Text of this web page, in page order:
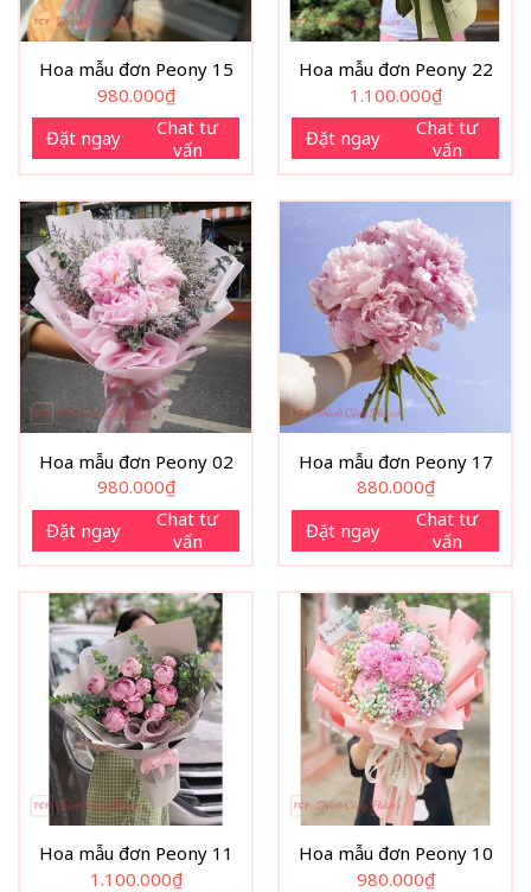
Hoa mẫu đơn Peony 15
980.000₫
Đặt ngay
Chat tư
vấn
Hoa mẫu đơn Peony 22
1.100.000₫
Đặt ngay
Chat tư
vấn
Hoa mẫu đơn Peony 02
980.000₫
Đặt ngay
Chat tư
vấn
Hoa mẫu đơn Peony 17
880.000₫
Đặt ngay
Chat tư
vấn
Hoa mẫu đơn Peony 11
1.100.000₫
Hoa mẫu đơn Peony 10
980.000₫